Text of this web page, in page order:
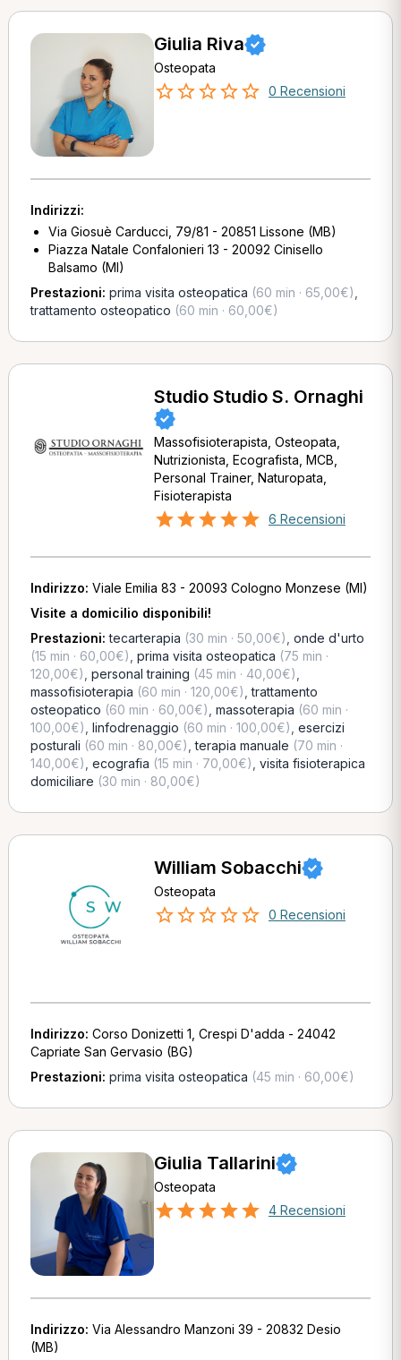
Giulia Riva
Osteopata
0 Recensioni
Indirizzi:
Via Giosuè Carducci, 79/81 - 20851 Lissone (MB)
Piazza Natale Confalonieri 13 - 20092 Cinisello
Balsamo (MI)
Prestazioni: prima visita osteopatica (60 min · 65,00€)
trattamento osteopatico (60 min · 60,00€)
Studio Studio S. Ornaghi
Massofisioterapista, Osteopata,
Nutrizionista, Ecografista, MCB,
Personal Trainer, Naturopata,
Fisioterapista
6 Recensioni
Indirizzo: Viale Emilia 83 - 20093 Cologno Monzese (MI)
Visite a domicilio disponibili!
Prestazioni:tecarterapia (30 min · 50,00€) onde d'urto
(15 min · 60,00€) prima visita osteopatica (75 min ·
120,00€) personal training (45 min · 40,00€)
massofisioterapia (60 min · 120,00€) ,trattamento
osteopatico (60 min · 60,00€) massoterapia (60 min ·
100,00€) linfodrenaggio (60 min · 100,00€) esercizi
posturali (60 min · 80,00€) ,terapia manuale (70 min ·
140,00€) ecografia (15 min · 70,00€) visita fisioterapica
domiciliare (30 min · 80,00€)
William Sobacchi
Osteopata
0 Recensioni
Indirizzo: Corso Donizetti 1, Crespi D'adda - 24042
Capriate San Gervasio (BG)
Prestazioni: prima visita osteopatica (45 min · 60,00€)
Giulia Tallarini
Osteopata
4 Recensioni
Indirizzo: Via Alessandro Manzoni 39 - 20832 Desio
(MB)